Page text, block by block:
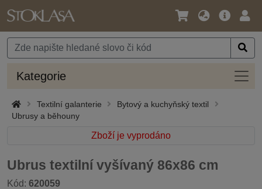
Jazyk
Měna
Hlavní
Kategorie
Textilní galanterie
Bytový a kuchyňský textil
Ubrusy a běhouny
Zboží je vyprodáno
Ubrus textilní vyšívaný 86x86 cm
Kód: 620059